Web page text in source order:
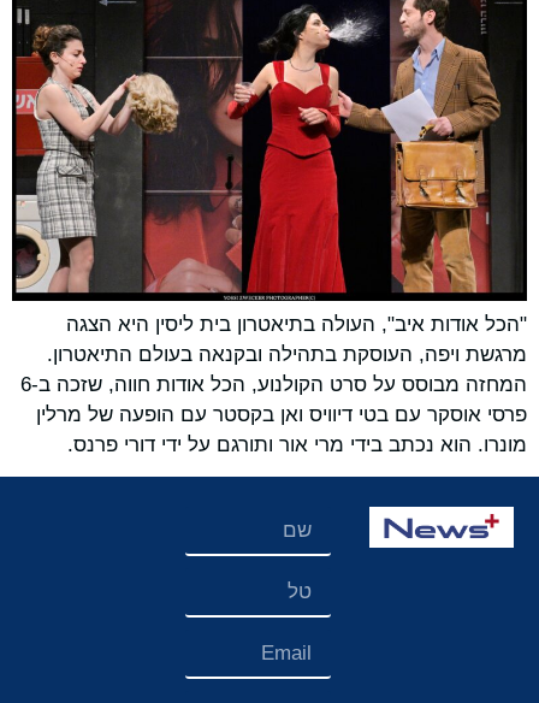
"הכל אודות איב", העולה בתיאטרון בית ליסין היא הצגה
מרגשת ויפה, העוסקת בתהילה ובקנאה בעולם התיאטרון.
המחזה מבוסס על סרט הקולנוע, הכל אודות חווה, שזכה ב-6
פרסי אוסקר עם בטי דיוויס ואן בקסטר עם הופעה של מרלין
מונרו. הוא נכתב בידי מרי אור ותורגם על ידי דורי פרנס.